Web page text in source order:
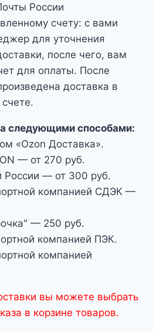
России
счету: с вами
для уточнения
после чего, вам
для оплаты. После
доставка в
следующими способами:
«Ozon Доставка».
— от 270 руб.
России — от 300 руб.
компанией СДЭК —
— 250 руб.
компанией ПЭК.
компанией
вы можете выбрать
в корзине товаров.